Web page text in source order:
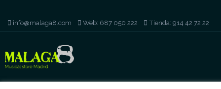
info@malaga8.com Web: 687 050 222 Tienda: 914 42 72 22